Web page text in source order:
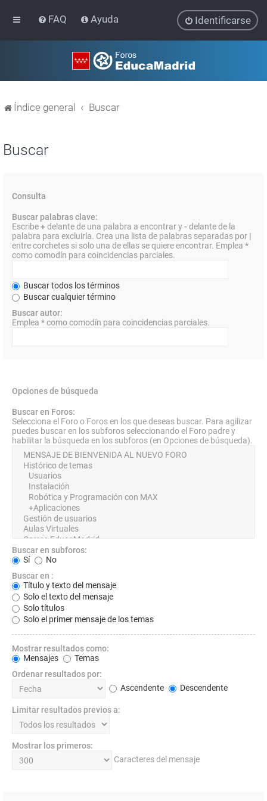
FAQ Ayuda Identificarse
Índice general Buscar
Buscar
Consulta
Buscar palabras clave:
Escribe+delante de una palabra a encontrar y- delante de la
palabra para excluirla. Crea una lista de palabras separadas por |
entre corchetes si solo una de ellas se quiere encontrar. Emplea *
como comodín para coincidencias parciales.
Buscar todos los términos
Buscar cualquier término
Buscar autor:
Emplea * como comodín para coincidencias parciales.
Opciones de búsqueda
Buscar en Foros:
Selecciona el Foro o Foros en los que deseas buscar. Para agilizar
puedes buscar en los subforos seleccionando el Foro padre y
habilitar la búsqueda en los subforos (en Opciones de búsqueda).
Buscar en subforos:
Sí
No
Buscar en :
Título y texto del mensaje
Solo el texto del mensaje
Solo títulos
Solo el primer mensaje de los temas
Mostrar resultados como:
Mensajes
Temas
Ordenar resultados por:
Ascendente
Descendente
Limitar resultados previos a:
Mostrar los primeros:
Caracteres del mensaje